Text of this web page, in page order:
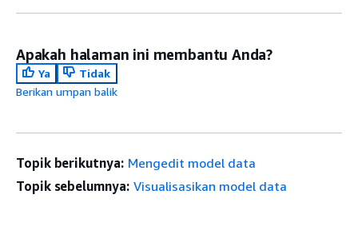
Apakah halaman ini membantu Anda?
Ya
Tidak
Berikan umpan balik
Topik berikutnya: Mengedit model data
Topik sebelumnya: Visualisasikan model data